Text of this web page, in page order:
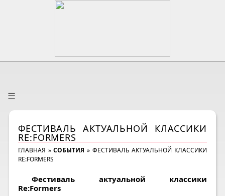
☰
ФЕСТИВАЛЬ АКТУАЛЬНОЙ КЛАССИКИ
RE:FORMERS
ГЛАВНАЯ »СОБЫТИЯ » ФЕСТИВАЛЬ АКТУАЛЬНОЙ КЛАССИКИ
RE:FORMERS
Фестиваль актуальной классики
Re:Formers